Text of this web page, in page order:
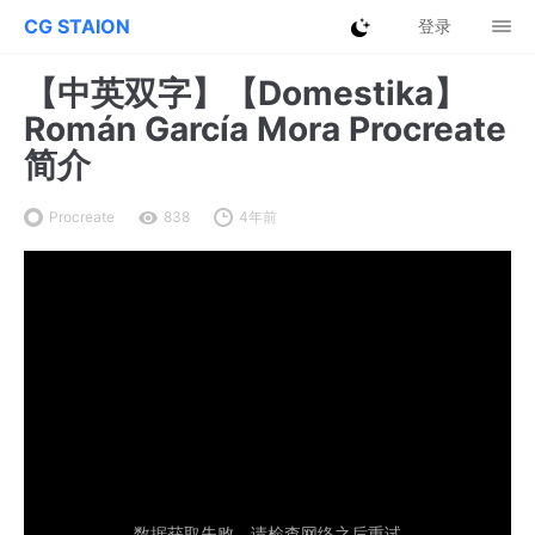
CG STAION 登录
【中英双字】【Domestika】
Román García Mora Procreate
简介
Procreate 838 4年前